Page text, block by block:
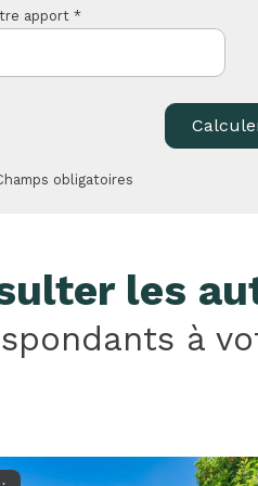
apport *
obligatoires
les
à